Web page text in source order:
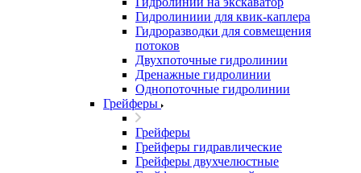
Гидролиниии для квик-каплера
Гидроразводки для совмещения
потоков
Двухпоточные гидролинии
Дренажные гидролинии
Однопоточные гидролинии
Грейферы
Грейферы
Грейферы гидравлические
Грейферы двухчелюстные